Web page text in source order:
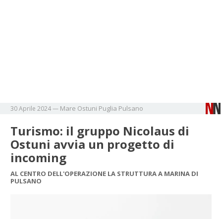
30 Aprile 2024— Mare Ostuni Puglia Pulsano
Turismo: il gruppo Nicolaus di
Ostuni avvia un progetto di
incoming
AL CENTRO DELL'OPERAZIONE LA STRUTTURA A MARINA DI
PULSANO